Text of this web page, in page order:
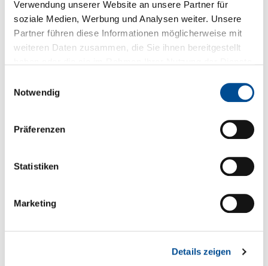
Verwendung unserer Website an unsere Partner für
soziale Medien, Werbung und Analysen weiter. Unsere
Partner führen diese Informationen möglicherweise mit
weiteren Daten zusammen, die Sie ihnen bereitgestellt
Notwendig
Präferenzen
Statistiken
Marketing
Details zeigen
Downloads zum Produkt
Fragen zum Produkt
Technische Details